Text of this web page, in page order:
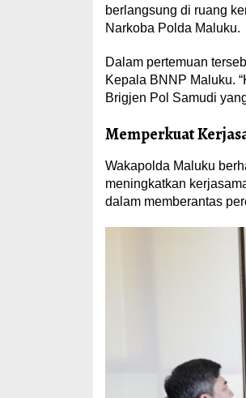
berlangsung di ruang
Narkoba Polda Maluku.
Dalam pertemuan
Kepala BNNP Maluku.
Brigjen Pol Samudi
Memperkuat
Wakapolda Maluku
meningkatkan
dalam memberantas